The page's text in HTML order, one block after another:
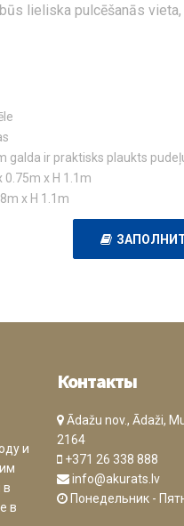
lieliska pulcēšanās
galda ir praktisks plaukts
x H 1.1m
x H 1.1m
и
в
в
Контакты
Ādažu nov., Ādaži,
2164
+371 26 338 888
info@akurats.lv
Понедельник -